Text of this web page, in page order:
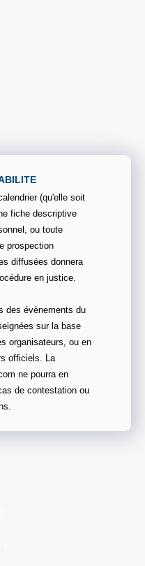
(qu'elle soit
fiche descriptive
ou toute
prospection
diffusées donnera
en justice.
des évènements du
sur la base
organisateurs, ou en
officiels. La
ne pourra en
de contestation ou